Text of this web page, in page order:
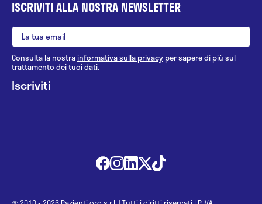
ISCRIVITI ALLA NOSTRA NEWSLETTER
Consulta la nostrainformativa sulla privacy per sapere di più sul
trattamento dei tuoi dati.